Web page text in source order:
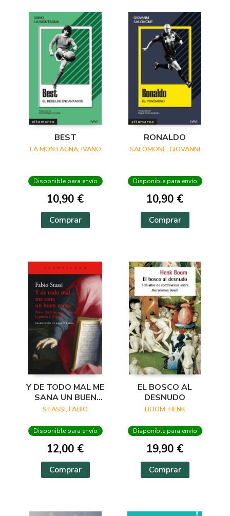
BEST
LA MONTAGNA, IVANO
Disponible para envío
10,90 €
Comprar
RONALDO
SALOMONE, GIOVANNI
Disponible para envío
10,90 €
Comprar
Y DE TODO MAL ME
SANA UN BUEN
VERSO
STASSI, FABIO
Disponible para envío
12,00 €
Comprar
EL BOSCO AL
DESNUDO
BOOM, HENK
Disponible para envío
19,90 €
Comprar